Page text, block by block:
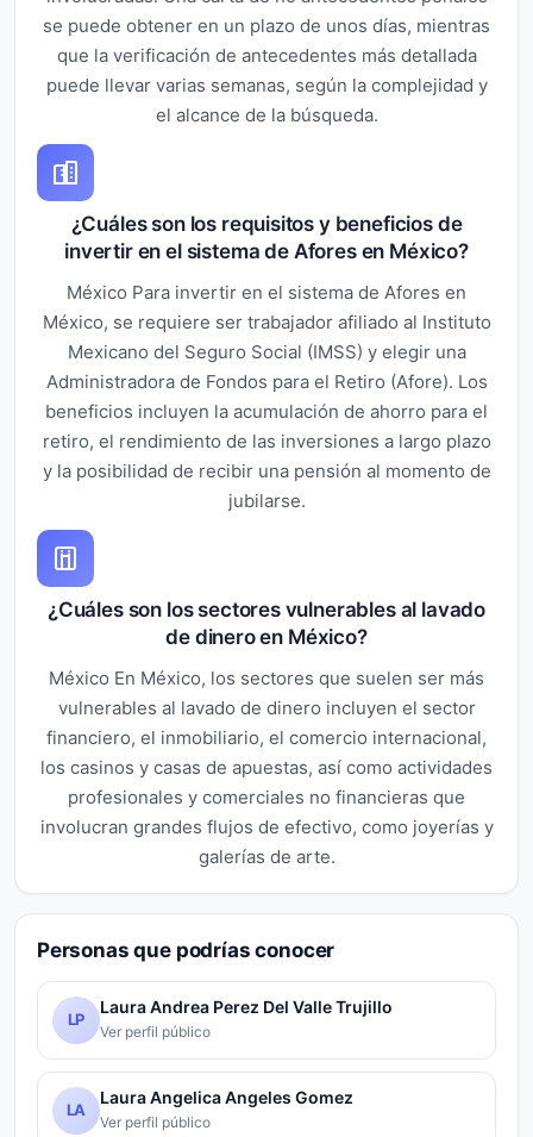
se puede obtener en un plazo de unos días, mientras
que la verificación de antecedentes más detallada
puede llevar varias semanas, según la complejidad y
el alcance de la búsqueda.
¿Cuáles son los requisitos y beneficios de
invertir en el sistema de Afores en México?
México Para invertir en el sistema de Afores en
México, se requiere ser trabajador afiliado al Instituto
Mexicano del Seguro Social (IMSS) y elegir una
Administradora de Fondos para el Retiro (Afore). Los
beneficios incluyen la acumulación de ahorro para el
retiro, el rendimiento de las inversiones a largo plazo
y la posibilidad de recibir una pensión al momento de
jubilarse.
¿Cuáles son los sectores vulnerables al lavado
de dinero en México?
México En México, los sectores que suelen ser más
vulnerables al lavado de dinero incluyen el sector
financiero, el inmobiliario, el comercio internacional,
los casinos y casas de apuestas, así como actividades
profesionales y comerciales no financieras que
involucran grandes flujos de efectivo, como joyerías y
galerías de arte.
Personas que podrías conocer
LP
Laura Andrea Perez Del Valle Trujillo
Ver perfil público
LA
Laura Angelica Angeles Gomez
Ver perfil público